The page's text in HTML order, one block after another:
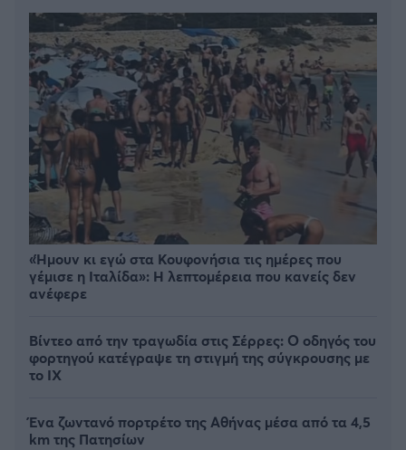
«Ήμουν κι εγώ στα Κουφονήσια τις ημέρες που
γέμισε η Ιταλίδα»: Η λεπτομέρεια που κανείς δεν
ανέφερε
Βίντεο από την τραγωδία στις Σέρρες: Ο οδηγός του
φορτηγού κατέγραψε τη στιγμή της σύγκρουσης με
το ΙΧ
Ένα ζωντανό πορτρέτο της Αθήνας μέσα από τα 4,5
km της Πατησίων